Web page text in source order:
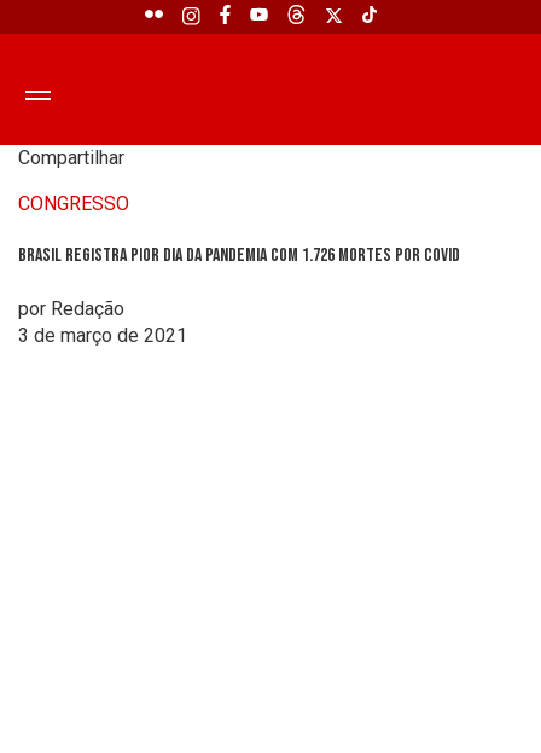
Compartilhar
CONGRESSO
Brasil registra pior dia da pandemia com 1.726 mortes por Covid
por Redação
3 de março de 2021